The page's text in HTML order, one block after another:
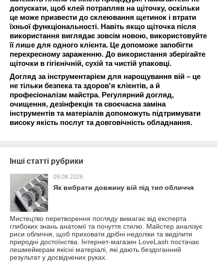
допускати, щоб клей потрапляв на щіточку, оскільки
це може призвести до склеювання щетинок і втрати
їхньої функціональності. Навіть якщо щіточка після
використання виглядає зовсім новою, використовуйте
її лише для одного клієнта. Це допоможе запобігти
перехресному зараженню. До використання зберігайте
щіточки в гігієнічній, сухій та чистій упаковці.
Догляд за інструментарієм для нарощування вій – це
не тільки безпека та здоров'я клієнтів, а й
професіоналізм майстра. Регулярний догляд,
очищення, дезінфекція та своєчасна заміна
інструментів та матеріалів допоможуть підтримувати
високу якість послуг та довговічність обладнання.
Інші статті рубрики
09.08.2026
Як вибрати довжину вій під тип обличчя
Мистецтво перетворення погляду вимагає від експерта
глибоких знань анатомії та почуття стилю. Майстер аналізує
риси обличчя, щоб приховати дрібні недоліки та виділити
природні достоїнства. Інтернет-магазин LoveLash постачає
лешмейкерам якісні матеріалі, які дають бездоганний
результат у досвідчених руках.